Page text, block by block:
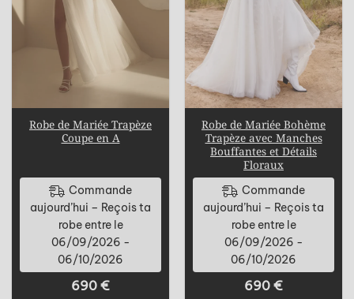
Robe de Mariée Trapèze
Coupe en A
Commande
aujourd’hui – Reçois ta
robe entre le
06/09/2026 -
06/10/2026
690 €
Robe de Mariée Bohème
Trapèze avec Manches
Bouffantes et Détails
Floraux
Commande
aujourd’hui – Reçois ta
robe entre le
06/09/2026 -
06/10/2026
690 €